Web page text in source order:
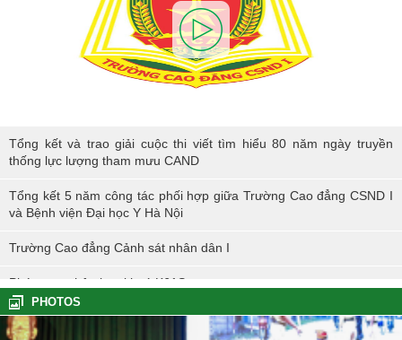
lực lượng tham mưu CAND
Tổng kết và trao giải cuộc thi viết tìm hiểu 80 năm ngày truyền
thống lực lượng tham mưu CAND
Tổng kết 5 năm công tác phối hợp giữa Trường Cao đẳng CSND I
và Bệnh viện Đại học Y Hà Nội
Trường Cao đẳng Cảnh sát nhân dân I
Phóng sự nhập học khoá K61S
Tổng kết hoạt động thực tế đợt I - K60S
PHOTOS